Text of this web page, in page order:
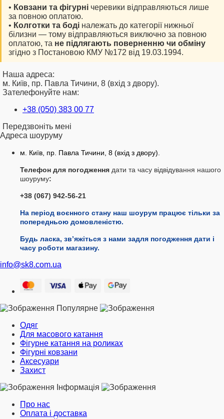
• Ковзани та фігурні черевики відправляються лише
за повною оплатою.
• Колготки та боді належать до категорії нижньої
білизни — тому відправляються виключно за повною
оплатою, та не підлягають поверненню чи обміну
згідно з Постановою КМУ №172 від 19.03.1994.
Наша адреса:
м. Київ, пр. Павла Тичини, 8 (вхід з двору).
Зателефонуйте нам:
+38 (050) 383 00 77
Передзвоніть мені
Адреса шоуруму
м. Київ, пр. Павла Тичини, 8 (вхід з двору).
Телефон для погодження дати та часу відвідування нашого
шоуруму:
+38 (067) 942-56-21
На період воєнного стану наш шоурум працює тільки за
попередньою домовленістю.
Будь ласка, звʼяжіться з нами задля погодження дати і
часу роботи магазину.
info@sk8.com.ua
Популярне
Одяг
Для масового катання
Фігурне катання на роликах
Фігурні ковзани
Аксесуари
Захист
Інформація
Про нас
Оплата і доставка